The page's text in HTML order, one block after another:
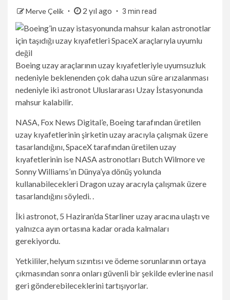
Merve Çelik 2 yıl ago 3 min read
Boeing uzay araçlarının uzay kıyafetleriyle uyumsuzluk
nedeniyle beklenenden çok daha uzun süre arızalanması
nedeniyle iki astronot Uluslararası Uzay İstasyonunda
mahsur kalabilir.
NASA, Fox News Digital’e, Boeing tarafından üretilen
uzay kıyafetlerinin şirketin uzay aracıyla çalışmak üzere
tasarlandığını, SpaceX tarafından üretilen uzay
kıyafetlerinin ise NASA astronotları Butch Wilmore ve
Sonny Williams’ın Dünya’ya dönüş yolunda
kullanabilecekleri Dragon uzay aracıyla çalışmak üzere
tasarlandığını söyledi. .
İki astronot, 5 Haziran’da Starliner uzay aracına ulaştı ve
yalnızca ayın ortasına kadar orada kalmaları
gerekiyordu.
Yetkililer, helyum sızıntısı ve ödeme sorunlarının ortaya
çıkmasından sonra onları güvenli bir şekilde evlerine nasıl
geri gönderebileceklerini tartışıyorlar.